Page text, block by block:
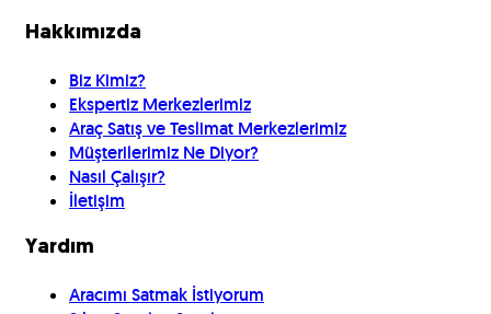
Hakkımızda
Biz Kimiz?
Ekspertiz Merkezlerimiz
Araç Satış ve Teslimat Merkezlerimiz
Müşterilerimiz Ne Diyor?
Nasıl Çalışır?
İletişim
Yardım
Aracımı Satmak İstiyorum